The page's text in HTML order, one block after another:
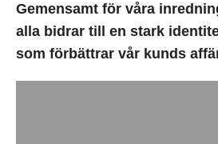
Gemensamt för våra
alla bidrar till en stark
som förbättrar vår kunds